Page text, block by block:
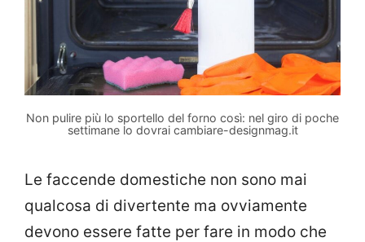
Non pulire più lo sportello del forno così: nel giro di poche
settimane lo dovrai cambiare-designmag.it
Le faccende domestiche non sono mai
qualcosa di divertente ma ovviamente
devono essere fatte per fare in modo che